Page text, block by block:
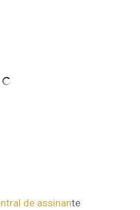
de assinante